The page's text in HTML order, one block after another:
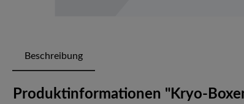
Beschreibung
Produktinformationen "Kryo-